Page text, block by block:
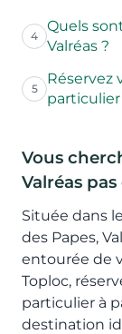
4
Quels
Valréas ?
5
Réservez
particulier
Vous
Valréas
Située dans
des Papes,
entourée de
Toploc,
particulier à
destination